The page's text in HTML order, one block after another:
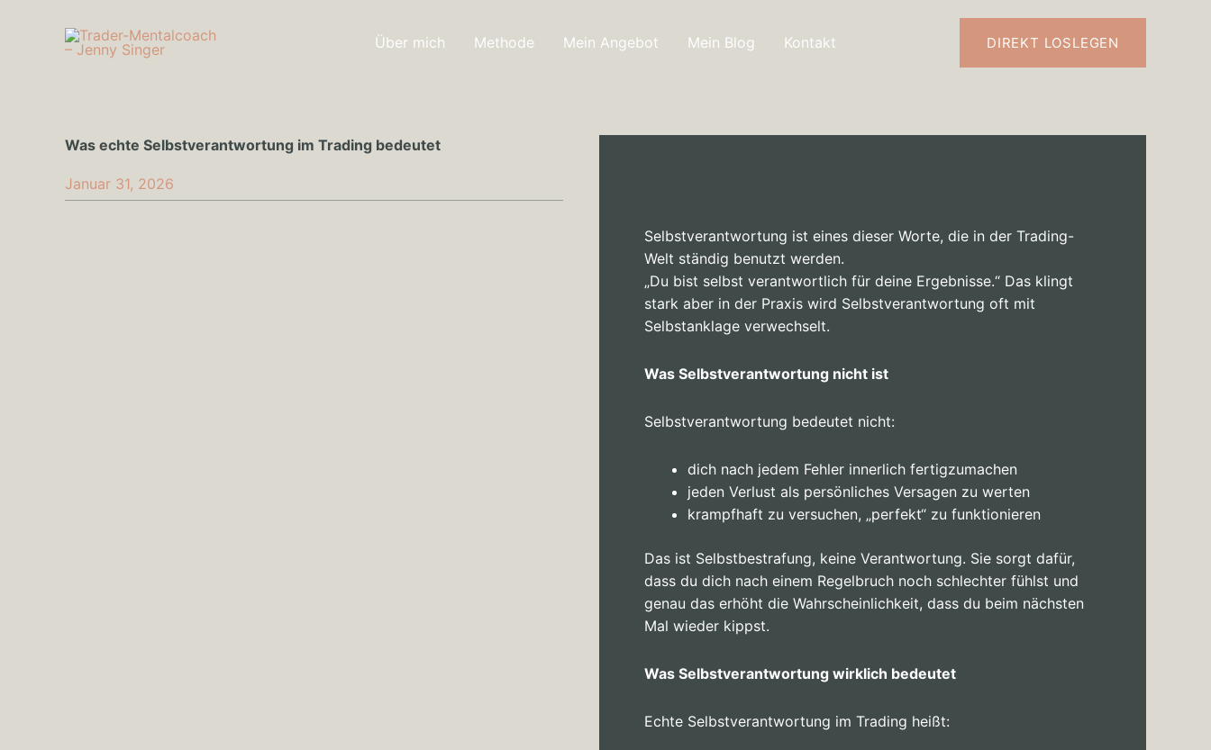
Über mich Methode Mein Angebot Mein Blog Kontakt DIREKT LOSLEGEN
Was echte Selbstverantwortung im Trading bedeutet
Januar 31, 2026
Selbstverantwortung ist eines dieser Worte, die in der Trading-
Welt ständig benutzt werden.
„Du bist selbst verantwortlich für deine Ergebnisse.“ Das klingt
stark aber in der Praxis wird Selbstverantwortung oft mit
Selbstanklage verwechselt.
Was Selbstverantwortung nicht ist
Selbstverantwortung bedeutet nicht:
dich nach jedem Fehler innerlich fertigzumachen
jeden Verlust als persönliches Versagen zu werten
krampfhaft zu versuchen, „perfekt“ zu funktionieren
Das ist Selbstbestrafung, keine Verantwortung. Sie sorgt dafür,
dass du dich nach einem Regelbruch noch schlechter fühlst und
genau das erhöht die Wahrscheinlichkeit, dass du beim nächsten
Mal wieder kippst.
Was Selbstverantwortung wirklich bedeutet
Echte Selbstverantwortung im Trading heißt: